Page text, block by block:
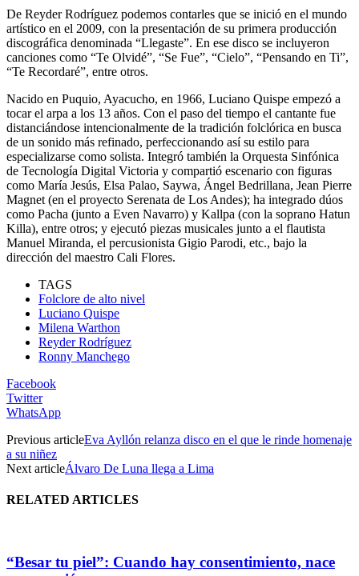
De Reyder Rodríguez podemos contarles que se inició en el mundo
artístico en el 2009, con la presentación de su primera producción
discográfica denominada “Llegaste”. En ese disco se incluyeron
canciones como “Te Olvidé”, “Se Fue”, “Cielo”, “Pensando en Ti”,
“Te Recordaré”, entre otros.
Nacido en Puquio, Ayacucho, en 1966, Luciano Quispe empezó a
tocar el arpa a los 13 años. Con el paso del tiempo el cantante fue
distanciándose intencionalmente de la tradición folclórica en busca
de un sonido más refinado, perfeccionando así su estilo para
especializarse como solista. Integró también la Orquesta Sinfónica
de Tecnología Digital Victoria y compartió escenario con figuras
como María Jesús, Elsa Palao, Saywa, Ángel Bedrillana, Jean Pierre
Magnet (en el proyecto Serenata de Los Andes); ha integrado dúos
como Pacha (junto a Even Navarro) y Kallpa (con la soprano Hatun
Killa), entre otros; y ejecutó piezas musicales junto a el flautista
Manuel Miranda, el percusionista Gigio Parodi, etc., bajo la
dirección del maestro Cali Flores.
TAGS
Folclore de alto nivel
Luciano Quispe
Milena Warthon
Reyder Rodríguez
Ronny Manchego
Facebook
Twitter
WhatsApp
Previous articleEva Ayllón relanza disco en el que le rinde homenaje
a su niñez
Next articleÁlvaro De Luna llega a Lima
RELATED ARTICLES
“Besar tu piel”: Cuando hay consentimiento, nace